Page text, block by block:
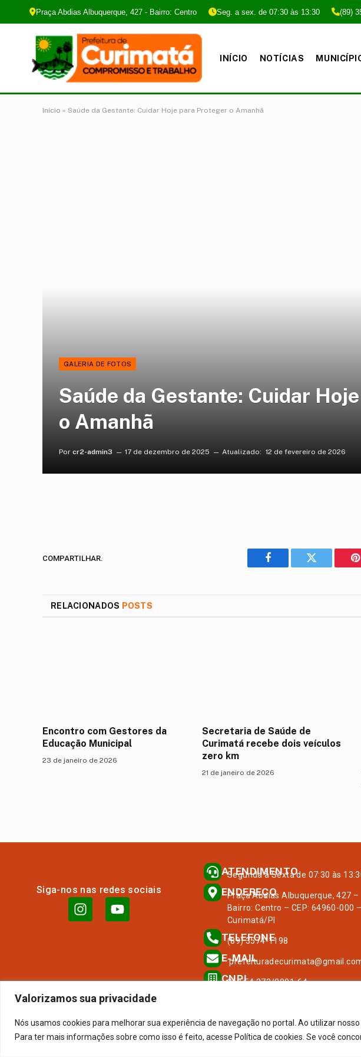
Valorizamos sua privacidade
Nós usamos cookies para melhorar sua experiência de navegação no portal. Ao utilizar
Para ter mais informações sobre como isso é feito, acesse Política de cookies. Se você
Praça Abdias Albuquerque, 427 - Bairro: Centro Seg. a sex. de 07:30 às 13:30 (89)
INÍCIO NOTÍCIAS
Início » Saúde da Gestante: Cuidar Hoje para Proteger o Amanhã
GALERIA DE FOTOS
Saúde da Gestante: Cuidar
o Amanhã
Por cr2-admin3 17 de dezembro de 2025 Atualizado: 12 de fevereiro de 2026
COMPARTILHAR.
Facebook Twitter
RELACIONADOS POSTS
Encontro com Gestores da
Educação Municipal
23 de janeiro de 2026
Secretaria de Saúde de
Curimatá recebe dois veículos
zero km
21 de janeiro de 2026
Siga-nos nas redes sociais
ATENDIMENTO
Segunda à Sexta de 07:30 às
ENDEREÇO
Praça Abdias Albuquerque, 427 –
Bairro: Centro – CEP: 64960-000 –
Curimatá/PI
TELEFONE
(89) 3574-1198
E-MAIL
CNPJ
06.554.273/0001-64